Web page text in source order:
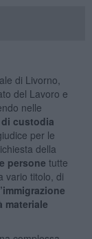
di Livorno,
del Lavoro e
nelle
di custodia
per le
della
persone tutte
vario titolo, di
materiale